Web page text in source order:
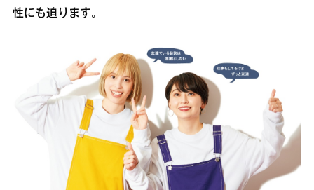
性にも迫ります。